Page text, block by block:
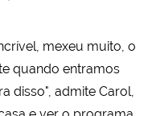
mexeu muito, o
quando entramos
disso", admite Carol,